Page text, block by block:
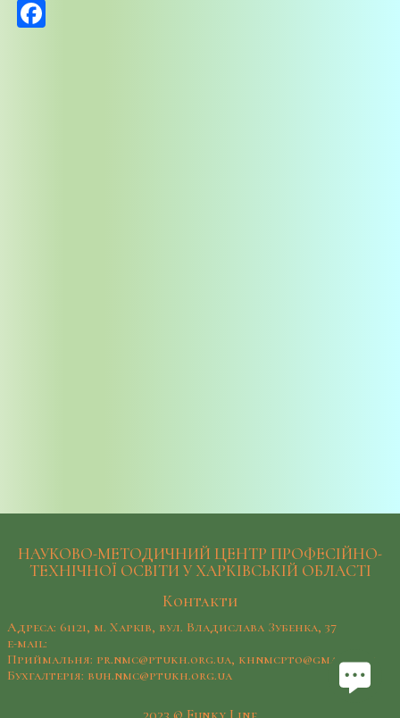
НАУКОВО-МЕТОДИЧНИЙ ЦЕНТР ПРОФЕСІЙНО-
ТЕХНІЧНОЇ ОСВІТИ У ХАРКІВСЬКІЙ ОБЛАСТІ
Контакти
Адреса: 61121, м. Харків, вул. Владислава Зубенка, 37
e-mail:
Приймальня: pr.nmc@ptukh.org.ua, khnmcpto@gmail.com
Бухгалтерія: buh.nmc@ptukh.org.ua